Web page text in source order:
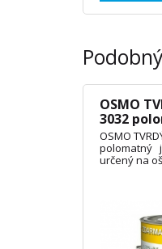
OSMO
3032
OSMO
polomatný
určený na
príjemný
prírodných
nepraská
3L / 72m²